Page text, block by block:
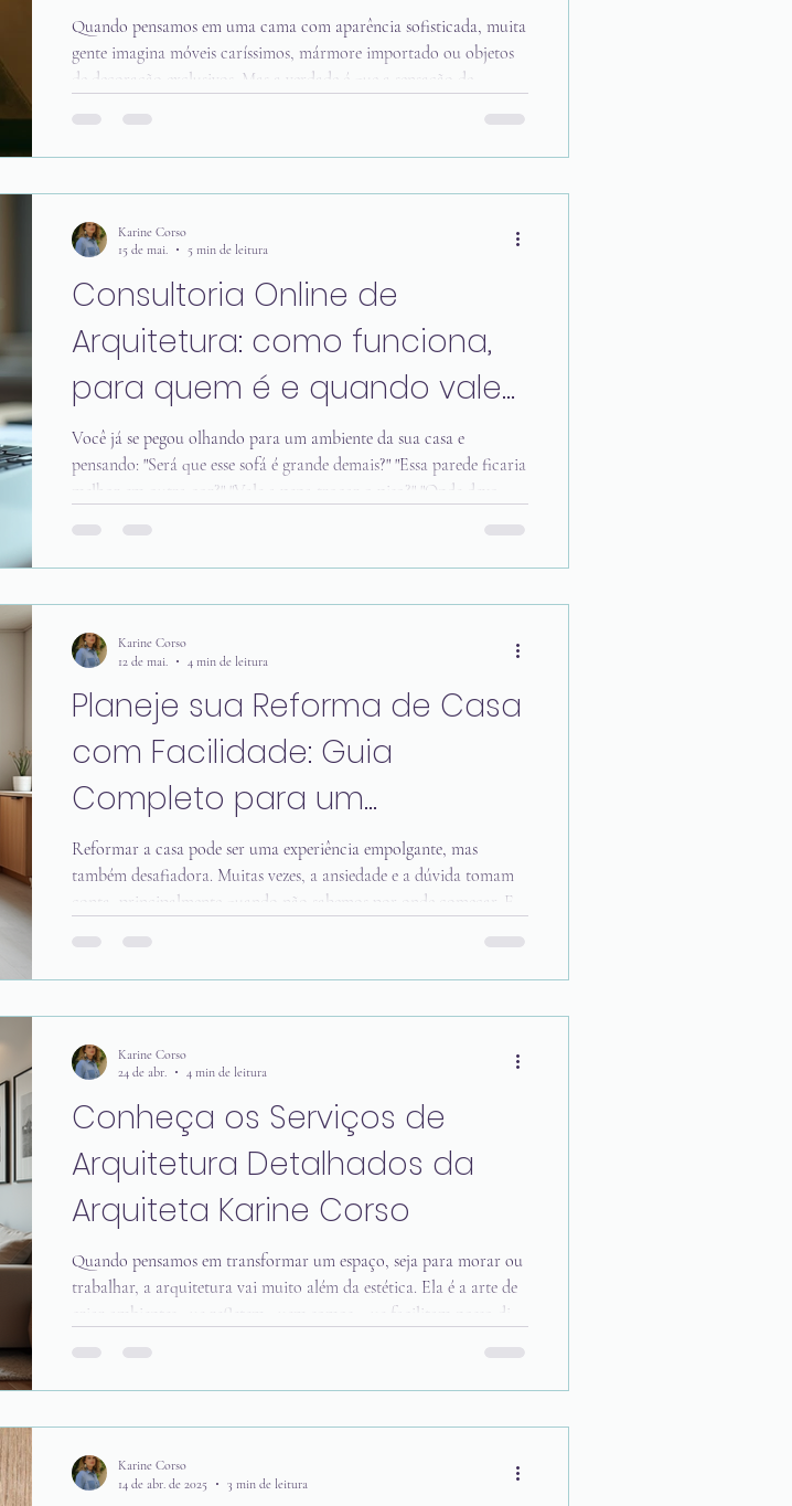
fortuna)
Quando pensamos em uma cama com aparência sofisticada, muita
gente imagina móveis caríssimos, mármore importado ou objetos
de decoração exclusivos. Mas a verdade é que a sensação de
detalhes fazem toda a diferença no resultado final. Muitas vezes,
Consultoria Online de
Arquitetura: como funciona,
para quem é e quando vale
a pena
Você já se pegou olhando para um ambiente da sua casa e
pensando: "Será que esse sofá é grande demais?" "Essa parede ficaria
melhor em outra cor?" "Vale a pena trocar o piso?" "Onde devo
parecem. E a boa notícia é que, na maioria das vezes, você não
Karine Corso
15 de mai.
5 min de leitura
Planeje sua Reforma de Casa
com Facilidade: Guia
Completo para um
Planejamento de Reformas
Residenciais
Reformar a casa pode ser uma experiência empolgante, mas
também desafiadora. Muitas vezes, a ansiedade e a dúvida tomam
conta, principalmente quando não sabemos por onde começar. Eu
reformas residenciais seja tranquilo, eficiente e, acima de tudo, que
Karine Corso
12 de mai.
4 min de leitura
Conheça os Serviços de
Arquitetura Detalhados da
Arquiteta Karine Corso
Quando pensamos em transformar um espaço, seja para morar ou
trabalhar, a arquitetura vai muito além da estética. Ela é a arte de
criar ambientes que refletem quem somos, que facilitam nosso dia
funcionalidade, personalidade e inovação. Se você está buscando
Karine Corso
24 de abr.
4 min de leitura
Karine Corso
14 de abr. de 2025
3 min de leitura